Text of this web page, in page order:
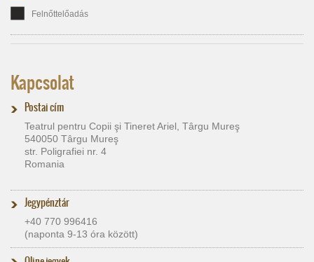
Felnőttelőadás
Kapcsolat
Postai cím
Teatrul pentru Copii şi Tineret Ariel, Târgu Mureş
540050 Târgu Mureş
str. Poligrafiei nr. 4
Romania
Jegypénztár
+40 770 996416
(naponta 9-13 óra között)